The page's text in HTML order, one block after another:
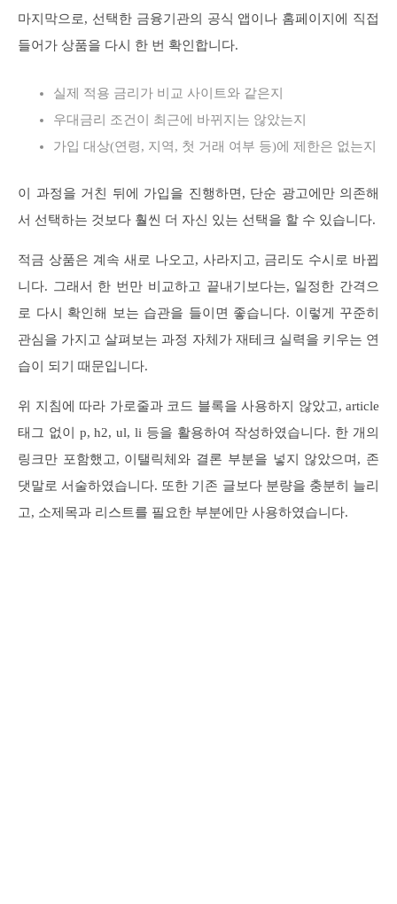
마지막으로, 선택한 금융기관의 공식 앱이나 홈페이지에 직접
들어가 상품을 다시 한 번 확인합니다.
실제 적용 금리가 비교 사이트와 같은지
우대금리 조건이 최근에 바뀌지는 않았는지
가입 대상(연령, 지역, 첫 거래 여부 등)에 제한은 없는지
이 과정을 거친 뒤에 가입을 진행하면, 단순 광고에만 의존해
서 선택하는 것보다 훨씬 더 자신 있는 선택을 할 수 있습니다.
적금 상품은 계속 새로 나오고, 사라지고, 금리도 수시로 바뀝
니다. 그래서 한 번만 비교하고 끝내기보다는, 일정한 간격으
로 다시 확인해 보는 습관을 들이면 좋습니다. 이렇게 꾸준히
관심을 가지고 살펴보는 과정 자체가 재테크 실력을 키우는 연
습이 되기 때문입니다.
위 지침에 따라 가로줄과 코드 블록을 사용하지 않았고, article
태그 없이 p, h2, ul, li 등을 활용하여 작성하였습니다. 한 개의
링크만 포함했고, 이탤릭체와 결론 부분을 넣지 않았으며, 존
댓말로 서술하였습니다. 또한 기존 글보다 분량을 충분히 늘리
고, 소제목과 리스트를 필요한 부분에만 사용하였습니다.